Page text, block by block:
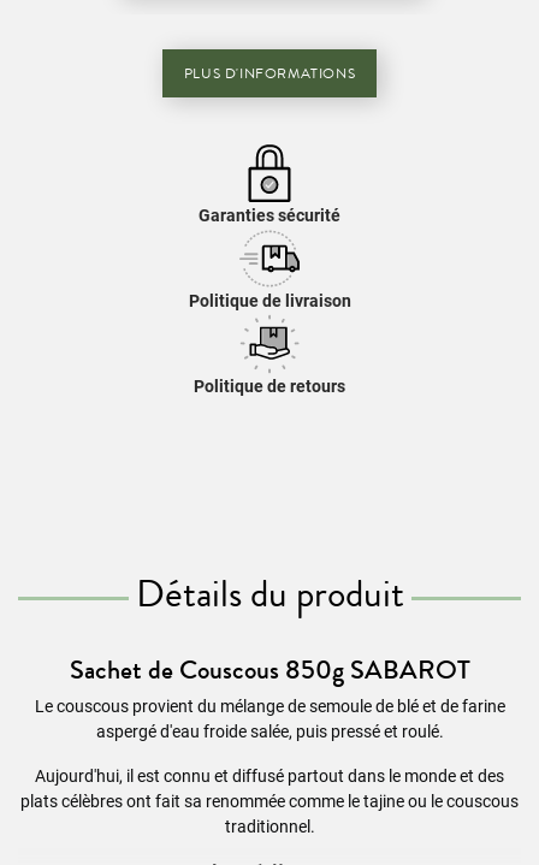
PLUS D'INFORMATIONS
Garanties sécurité
Politique de livraison
Politique de retours
Détails du produit
Sachet de Couscous 850g SABAROT
Le couscous provient du mélange de semoule de blé et de farine
aspergé d'eau froide salée, puis pressé et roulé.
Aujourd'hui, il est connu et diffusé partout dans le monde et des
plats célèbres ont fait sa renommée comme le tajine ou le couscous
traditionnel.